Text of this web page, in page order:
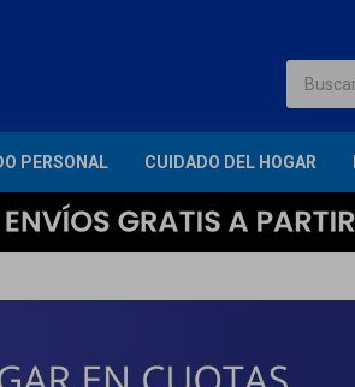
PERSONAL CUIDADO DEL HOGAR